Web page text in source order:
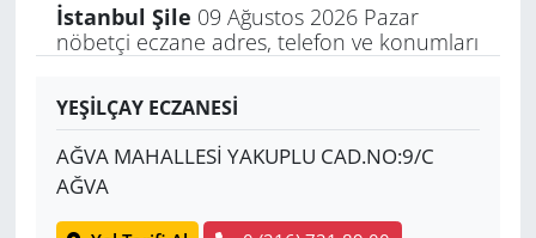
İstanbul Şile 09 Ağustos 2026 Pazar
nöbetçi eczane adres, telefon ve konumları
YEŞİLÇAY ECZANESİ
AĞVA MAHALLESİ YAKUPLU CAD.NO:9/C
AĞVA
SPOR
Yerel